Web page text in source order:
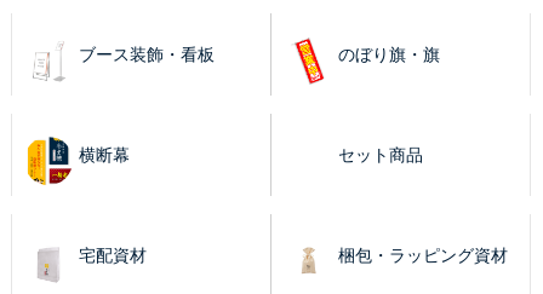
ブース装飾・看板 のぼり旗・旗
横断幕 セット商品
宅配資材 梱包・ラッピング資材